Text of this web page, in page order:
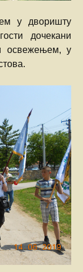
у дворишту
дочекани
освежењем, у